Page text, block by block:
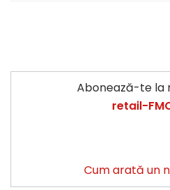
Abonează-te la
retail-
Cum arată un